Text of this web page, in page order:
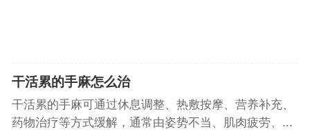
干活累的手麻怎么治
干活累的手麻可通过休息调整、热敷按摩、营养补充、
药物治疗等方式缓解，通常由姿势不当、肌肉疲劳、...